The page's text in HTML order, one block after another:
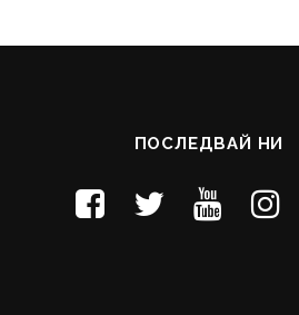
ПОСЛЕДВАЙ НИ